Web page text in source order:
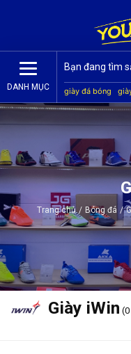
DANH MỤC giày đá bóng
Jogarbola
giày
Trang chủ / Bóng đá /
Giày iWin